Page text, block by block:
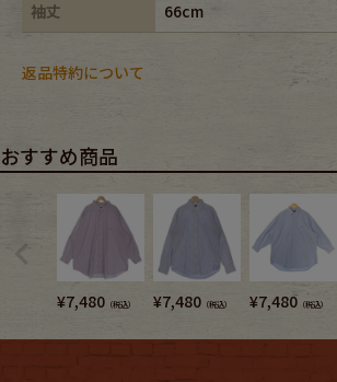
袖丈
66cm
返品特約について
おすすめ商品
¥7,480 （税込） ¥7,480 （税込） ¥7,480 （税込）